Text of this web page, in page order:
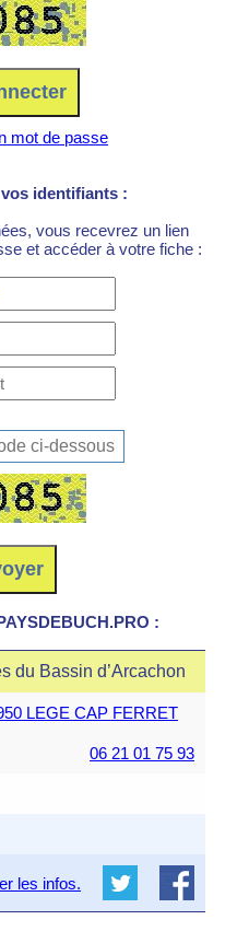
mot de passe
identifiants :
vous recevrez un lien
et accéder à votre fiche :
:
du Bassin d’Arcachon
LEGE CAP FERRET
06 21 01 75 93
les infos.